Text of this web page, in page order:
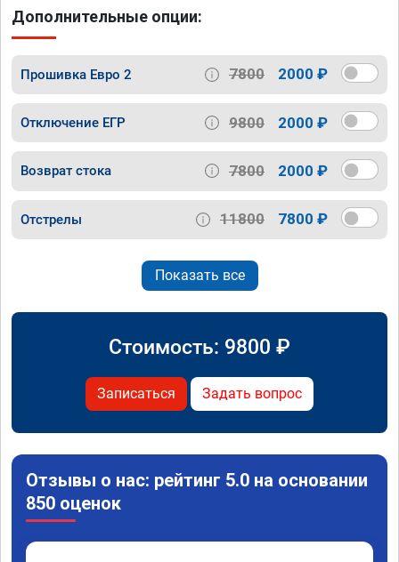
Дополнительные опции:
Прошивка Евро 2 7800 2000 ₽
Отключение ЕГР 9800 2000 ₽
Возврат стока 7800 2000 ₽
Отстрелы 11800 7800 ₽
Показать все
Стоимость: 9800 ₽
Записаться Задать вопрос
Отзывы о нас: рейтинг 5.0 на основании
850 оценок